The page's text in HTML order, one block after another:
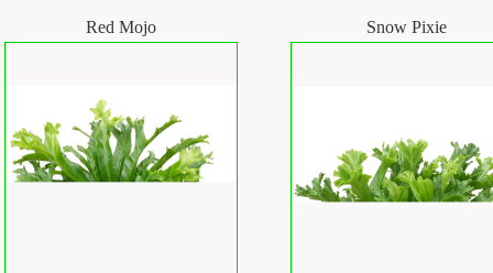
Red Mojo Snow Pixie